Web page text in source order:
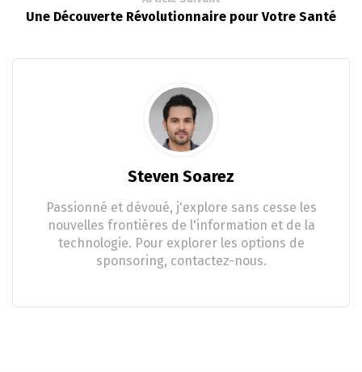
Une Découverte Révolutionnaire pour Votre Santé
Steven Soarez
Passionné et dévoué, j'explore sans cesse les
nouvelles frontières de l'information et de la
technologie. Pour explorer les options de
sponsoring, contactez-nous.